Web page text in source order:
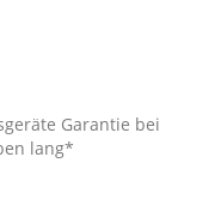
Garantie bei
lang*